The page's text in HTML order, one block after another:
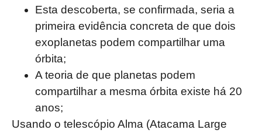
Esta descoberta, se confirmada, seria a
primeira evidência concreta de que dois
exoplanetas podem compartilhar uma
órbita;
A teoria de que planetas podem
compartilhar a mesma órbita existe há 20
anos;
Usando o telescópio Alma (Atacama Large